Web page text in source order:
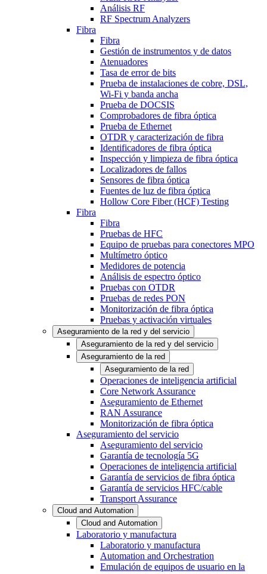
Análisis RF
RF Spectrum Analyzers
Fibra
Fibra
Gestión de instrumentos y de datos
Atenuadores
Tasa de error de bits
Prueba de instalaciones de cobre, DSL,
Wi-Fi y banda ancha
Prueba de DOCSIS
Comprobadores de fibra óptica
Prueba de Ethernet
OTDR y caracterización de fibra
Identificadores de fibra óptica
Inspección y limpieza de fibra óptica
Localizadores de fallos
Sensores de fibra óptica
Fuentes de luz de fibra óptica
Hollow Core Fiber (HCF) Testing
Fibra
Fibra
Pruebas de HFC
Equipo de pruebas para conectores MPO
Multímetro óptico
Medidores de potencia
Análisis de espectro óptico
Pruebas con OTDR
Pruebas de redes PON
Monitorización de fibra óptica
Pruebas y activación virtuales
Aseguramiento de la red y del servicio
Aseguramiento de la red y del servicio
Aseguramiento de la red
Aseguramiento de la red
Operaciones de inteligencia artificial
Core Network Assurance
Aseguramiento de Ethernet
RAN Assurance
Monitorización de fibra óptica
Aseguramiento del servicio
Aseguramiento del servicio
Garantía de tecnología 5G
Operaciones de inteligencia artificial
Garantía de servicios de fibra óptica
Garantía de servicios HFC/cable
Transport Assurance
Cloud and Automation
Cloud and Automation
Laboratorio y manufactura
Laboratorio y manufactura
Automation and Orchestration
Emulación de equipos de usuario en la